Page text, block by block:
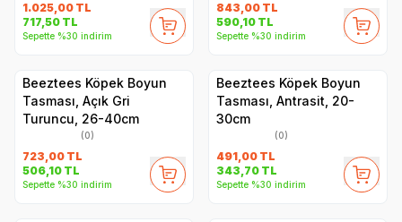
1.025,00 TL
717,50 TL
Sepette %30 indirim
843,00 TL
590,10 TL
Sepette %30 indirim
Beeztees Köpek Boyun
Tasması, Açık Gri
Turuncu, 26-40cm
(0)
723,00 TL
506,10 TL
Sepette %30 indirim
Beeztees Köpek Boyun
Tasması, Antrasit, 20-
30cm
(0)
491,00 TL
343,70 TL
Sepette %30 indirim